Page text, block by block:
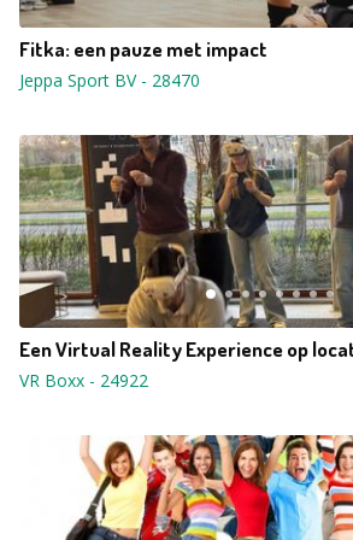
Fitka: een pauze met impact
Jeppa Sport BV- 28470
Een Virtual Reality Experience op
VR Boxx - 24922